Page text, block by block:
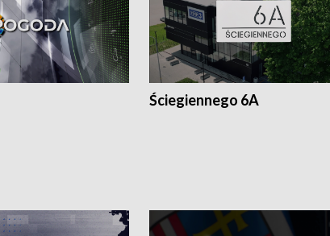
Ściegiennego 6A